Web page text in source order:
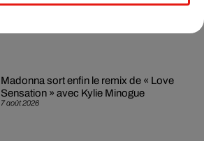
7 août 2026
Madonna sort enfin le remix de « Love
Sensation » avec Kylie Minogue